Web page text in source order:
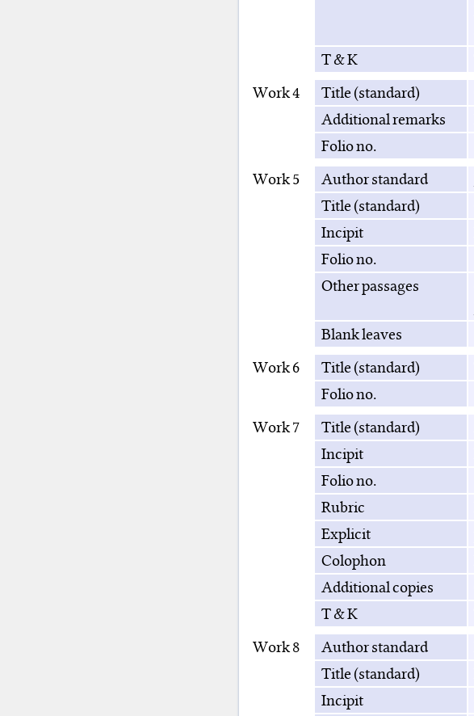
T & K
Work 4
Title (standard)
Additional remarks
Folio no.
Work 5
Author standard
Title (standard)
Incipit
Folio no.
Other passages
Blank leaves
Work 6
Title (standard)
Folio no.
Work 7
Title (standard)
Incipit
Folio no.
Rubric
Explicit
Colophon
Additional copies
T & K
Work 8
Author standard
Title (standard)
Incipit